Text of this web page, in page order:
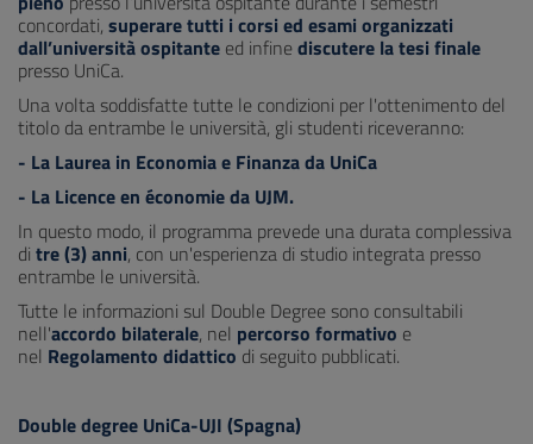
concordati, superare tutti i corsi ed esami organizzati
dall’università ospitante ed infinediscutere la tesi finale
presso UniCa.
Una volta soddisfatte tutte le condizioni per l'ottenimento del
titolo da entrambe le università, gli studenti riceveranno:
- La Laurea in Economia e Finanza da UniCa
- La Licence en économie da UJM.
In questo modo, il programma prevede una durata complessiva
di tre (3) anni, con un'esperienza di studio integrata presso
entrambe le università.
Tutte le informazioni sul Double Degree sono consultabili
nell'accordo bilaterale, nel percorso formativo e
nel Regolamento didattico di seguito pubblicati.
Double degree UniCa-UJI (Spagna)